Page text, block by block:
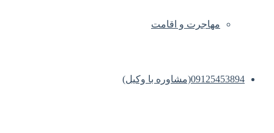
مهاجرت و اقامت
09125453894(مشاوره با وکیل)